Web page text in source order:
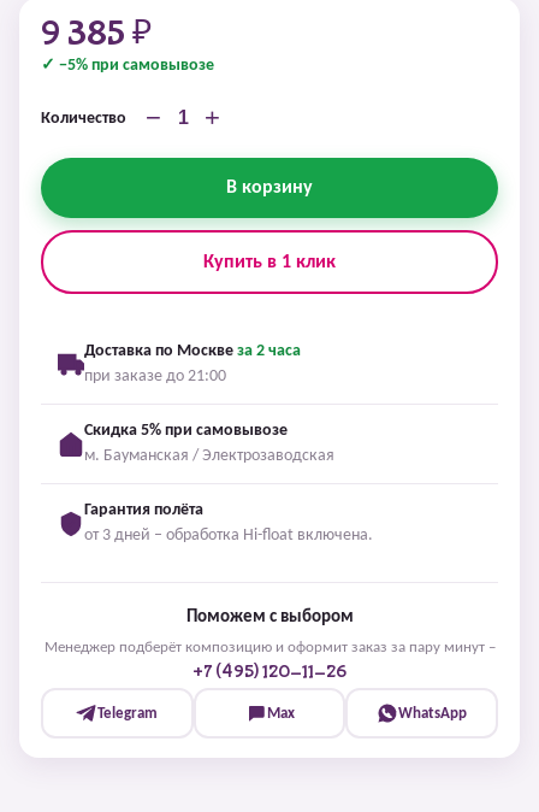
9 385 ₽
✓ −5% при самовывозе
Количество − +
В корзину
Купить в 1 клик
Доставка по Москве за 2 часа
при заказе до 21:00
Скидка 5% при самовывозе
м. Бауманская / Электрозаводская
Гарантия полёта
от 3 дней – обработка Hi-float включена.
Поможем с выбором
Менеджер подберёт композицию и оформит заказ за пару минут –
+7 (495) 120-11-26
Telegram Max WhatsApp